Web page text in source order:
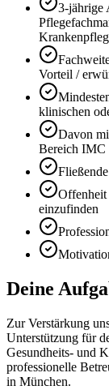
3-jährige
Vorteil /
klinischen
Davon
Bereich IMC
Offenheit
einzufinden
Deine
Zur Verstärkung
Unterstützung für
Gesundheits- und
professionelle
in München.